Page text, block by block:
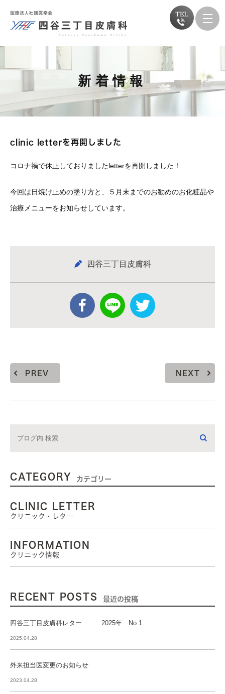
新着情報
clinic letterを再開しました
コロナ禍で休止しておりましたletterを再開しました！
今回は日焼け止めの塗り方と、５月末までのお勧めのお化粧品や
治療メニューをお知らせしています。
四谷三丁目皮膚科
PREV NEXT
CATEGORY カテゴリー
CLINIC LETTER
クリニック・レター
INFORMATION
クリニック情報
RECENT POSTS 最近の投稿
四谷三丁目皮膚科レター 2025年 No.1
2025.04.28
外来担当医変更のお知らせ
2023.04.28